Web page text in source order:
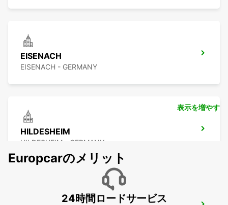
EISENACH
EISENACH - GERMANY
HILDESHEIM
HILDESHEIM - GERMANY
表示を増やす
Europcarのメリット
24時間ロードサービス